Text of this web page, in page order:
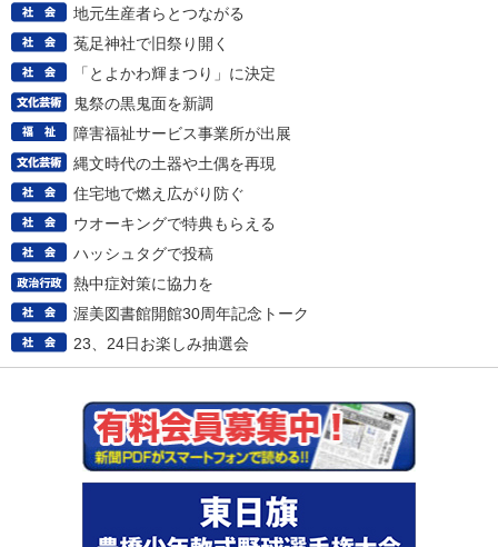
地元生産者らとつながる
菟足神社で旧祭り開く
「とよかわ輝まつり」に決定
鬼祭の黒鬼面を新調
障害福祉サービス事業所が出展
縄文時代の土器や土偶を再現
住宅地で燃え広がり防ぐ
ウオーキングで特典もらえる
ハッシュタグで投稿
熱中症対策に協力を
渥美図書館開館30周年記念トーク
23、24日お楽しみ抽選会